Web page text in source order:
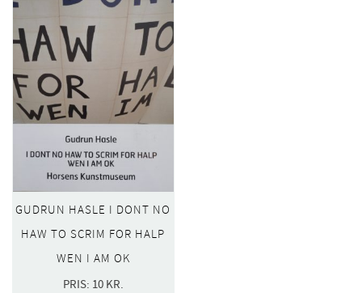
GUDRUN HASLE I DONT NO
HAW TO SCRIM FOR HALP
WEN I AM OK
PRIS: 10 KR.